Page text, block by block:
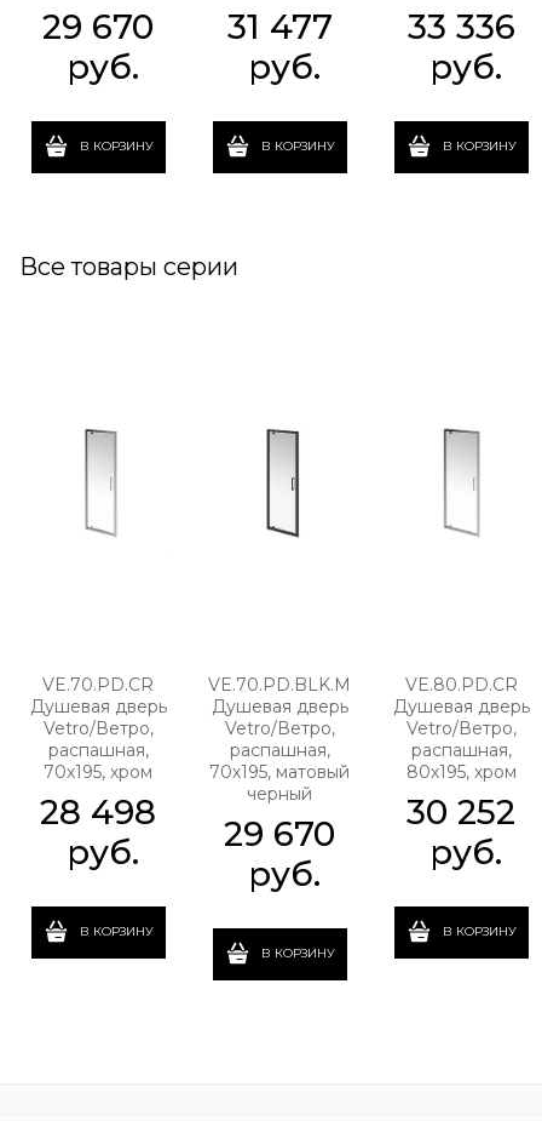
29 670
руб.
В КОРЗИНУ
31 477
руб.
В КОРЗИНУ
33 336
руб.
В КОРЗИНУ
Все товары серии
VE.70.PD.CR
Душевая дверь
Vetro/Ветро,
распашная,
70х195, хром
28 498
руб.
В КОРЗИНУ
VE.70.PD.BLK.M
Душевая дверь
Vetro/Ветро,
распашная,
70х195, матовый
черный
29 670
руб.
В КОРЗИНУ
VE.80.PD.CR
Душевая дверь
Vetro/Ветро,
распашная,
80х195, хром
30 252
руб.
В КОРЗИНУ